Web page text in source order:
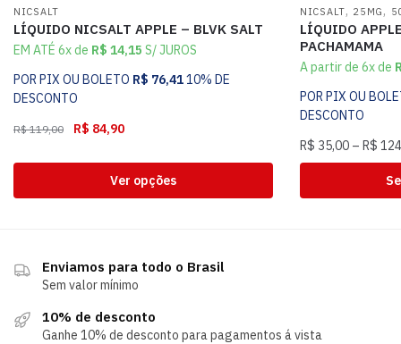
NICSALT
LÍQUIDO NICSALT APPLE – BLVK SALT
EM ATÉ 6x de R$ 14,15 S/ JUROS
POR PIX OU BOLETO R$ 76,4110% DE
DESCONTO
R$119,00 R$ 84,90
Ver opções
NICSALT, 25MG ,
LÍQUIDO
PACHAMAMA
A partir de 6x de
POR PIX OU
DESCONTO
R$ 35,00 – R$
Enviamos para todo o Brasil
Sem valor mínimo
10% de desconto
Ganhe 10% de desconto para pagamentos á vista